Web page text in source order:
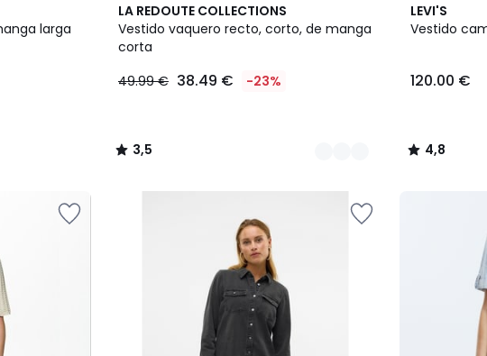
larga
LA REDOUTE COLLECTIONS
Vestido vaquero recto, corto, de manga
corta
49.99 € 38.49 € -23%
3,5
/ 5
2
Colores
3,5
/
LEVI'S
Vestido
120.00 €
4,8
/ 5
4,8
/